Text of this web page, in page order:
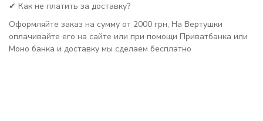
✔ Как не платить за доставку?
Оформляйте заказ на сумму от 2000 грн, На Вертушки
оплачивайте его на сайте или при помощи Приватбанка или
Моно банка и доставку мы сделаем бесплатно